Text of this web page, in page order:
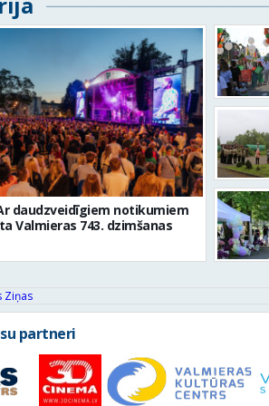
daudzveidīgiem notikumiem
Valmieras 743. dzimšanas
Ziņas
partneri